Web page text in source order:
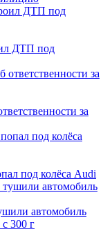
ДТП под
за
под колёса Audi
автомобиль